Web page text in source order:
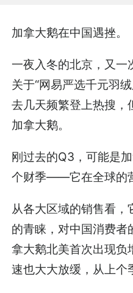
加拿大鹅在中国遇挫。
一夜入冬的北京，又一
关于“网易严选千元羽
去几天频繁登上热搜，
加拿大鹅。
刚过去的Q3，可能是
个财季——它在全球的
从各大区域的销售看
的青睐，对中国消费者
拿大鹅北美首次出现负
速也大大放缓，从上个